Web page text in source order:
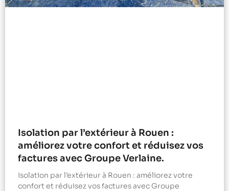
Isolation par l’extérieur à Rouen :
améliorez votre confort et réduisez vos
factures avec Groupe Verlaine.
Isolation par l’extérieur à Rouen : améliorez votre
confort et réduisez vos factures avec Groupe